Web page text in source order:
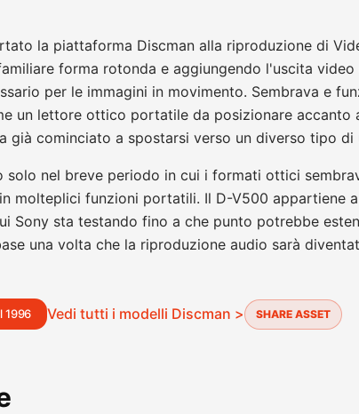
la piattaforma Discman alla riproduzione di
forma rotonda e aggiungendo l'uscita
per le immagini in movimento. Sembrava e
un lettore ottico portatile da posizionare accanto
già cominciato a spostarsi verso un diverso tipo di
solo nel breve periodo in cui i formati ottici
molteplici funzioni portatili. Il D-V500 appartiene
Sony sta testando fino a che punto potrebbe
una volta che la riproduzione audio sarà
1996 Vedi tutti i modelli Discman > SHARE ASSET